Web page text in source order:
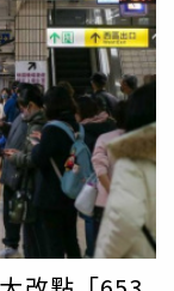
施以急救處置，
分及傷勢仍待院
分駐所指出，初
，不明原因自行
，立即鳴笛並緊
終發生撞擊事
警察及消防單位
，下行列車改以
行，整體列車運
3197次區間車繼